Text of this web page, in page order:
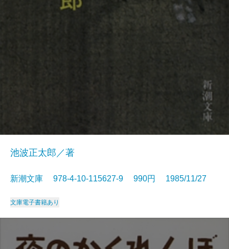
池波正太郎／著
新潮文庫 978-4-10-115627-9 990円 1985/11/27
文庫電子書籍あり